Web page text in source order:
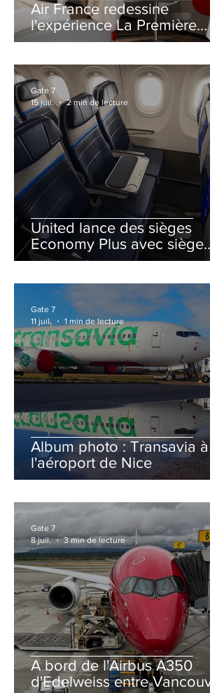
Air France redessine
l'expérience La Première
avec un salon entièrement
United lance des sièges
Economy Plus avec siège
central neutralisé
Gate 7
15 juil.
2 min de lecture
Album photo : Transavia à
l'aéroport de Nice
Gate 7
11 juil.
1 min de lecture
A bord de l'Airbus A350
d'Edelweiss entre Vancouver
Gate 7
8 juil.
3 min de lecture